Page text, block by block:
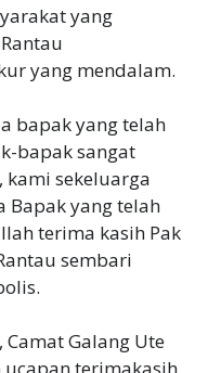
yang
yang mendalam.
bapak yang telah
bapak sangat
kami sekeluarga
Bapak yang telah
terima kasih Pak
sembari
Galang Ute